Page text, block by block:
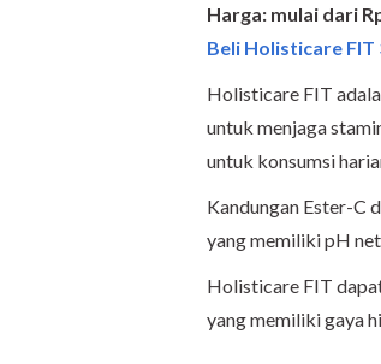
Harga: mulai dari
Beli Holisticare FIT
Holisticare FIT
untuk menjaga
untuk konsumsi
Kandungan Ester-C
yang memiliki pH
Holisticare FIT
yang memiliki gaya